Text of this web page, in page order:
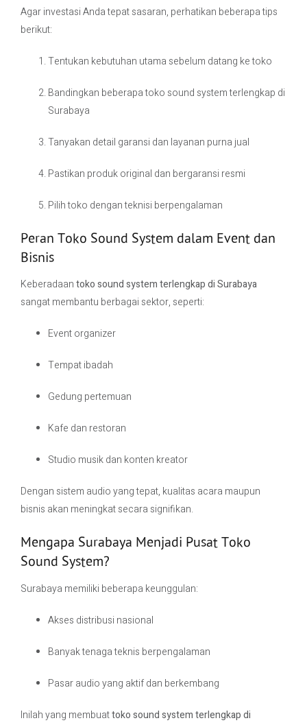
Agar investasi Anda tepat sasaran, perhatikan beberapa tips
berikut:
Tentukan kebutuhan utama sebelum datang ke toko
Bandingkan beberapa toko sound system terlengkap di
Surabaya
Tanyakan detail garansi dan layanan purna jual
Pastikan produk original dan bergaransi resmi
Pilih toko dengan teknisi berpengalaman
Peran Toko Sound System dalam Event dan
Bisnis
Keberadaantoko sound system terlengkap di Surabaya
sangat membantu berbagai sektor, seperti:
Event organizer
Tempat ibadah
Gedung pertemuan
Kafe dan restoran
Studio musik dan konten kreator
Dengan sistem audio yang tepat, kualitas acara maupun
bisnis akan meningkat secara signifikan.
Mengapa Surabaya Menjadi Pusat Toko
Sound System?
Surabaya memiliki beberapa keunggulan:
Akses distribusi nasional
Banyak tenaga teknis berpengalaman
Pasar audio yang aktif dan berkembang
Inilah yang membuattoko sound system terlengkap di